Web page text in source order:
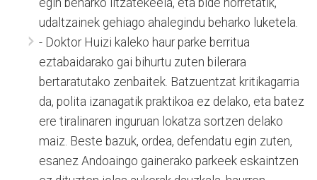
egin beharko litzatekeela, eta bide horretatik,
udaltzainek gehiago ahalegindu beharko luketela.
- Doktor Huizi kaleko haur parke berritua
eztabaidarako gai bihurtu zuten bilerara
bertaratutako zenbaitek. Batzuentzat kritikagarria
da, polita izanagatik praktikoa ez delako, eta batez
ere tiralinaren inguruan lokatza sortzen delako
maiz. Beste bazuk, ordea, defendatu egin zuten,
esanez Andoaingo gainerako parkeek eskaintzen